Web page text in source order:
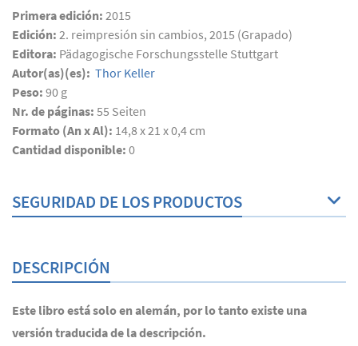
Primera edición: 2015
Edición: 2. reimpresión sin cambios, 2015 (Grapado)
Editora: Pädagogische Forschungsstelle Stuttgart
Autor(as)(es): Thor Keller
Peso: 90 g
Nr. de páginas: 55 Seiten
Formato (An x Al): 14,8 x 21 x 0,4 cm
Cantidad disponible: 0
SEGURIDAD DE LOS PRODUCTOS
DESCRIPCIÓN
Este libro está solo en alemán, por lo tanto existe una
versión traducida de la descripción.